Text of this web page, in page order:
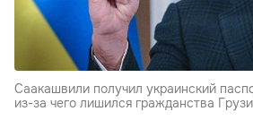
Саакашвили получил украинский
из-за чего лишился гражданства